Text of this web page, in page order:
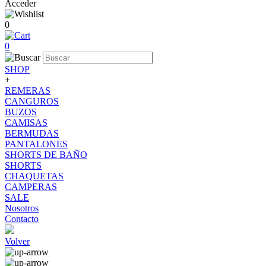
Acceder
0
0
SHOP
+
REMERAS
CANGUROS
BUZOS
CAMISAS
BERMUDAS
PANTALONES
SHORTS DE BAÑO
SHORTS
CHAQUETAS
CAMPERAS
SALE
Nosotros
Contacto
Volver